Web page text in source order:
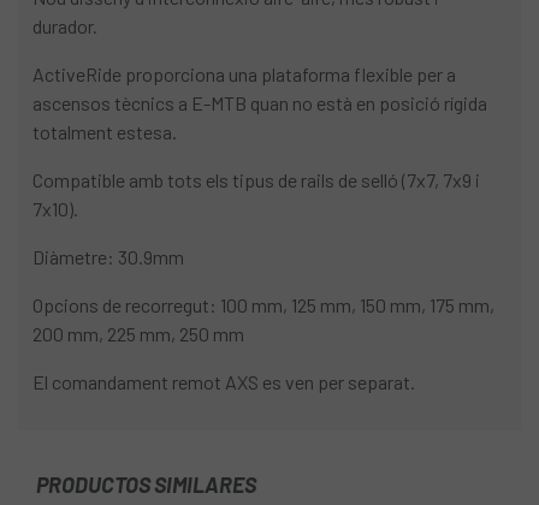
durador.
ActiveRide proporciona una plataforma flexible per a
ascensos tècnics a E-MTB quan no està en posició rígida
totalment estesa.
Compatible amb tots els tipus de rails de selló (7x7, 7x9 i
7x10).
Diàmetre: 30.9mm
Opcions de recorregut: 100 mm, 125 mm, 150 mm, 175 mm,
200 mm, 225 mm, 250 mm
El comandament remot AXS es ven per separat.
PRODUCTOS SIMILARES